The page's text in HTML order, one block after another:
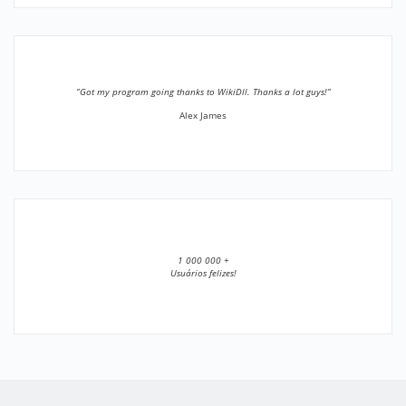
”Got my program going thanks to WikiDll. Thanks a lot guys!”
Alex James
1 000 000 +
Usuários felizes!